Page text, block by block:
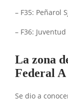
– F35: Peñarol
– F36: Juventud
La zona
Federal A
Se dio a